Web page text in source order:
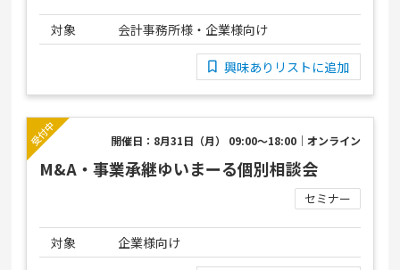
対象 会計事務所様・企業様向け
興味ありリストに追加
開催日：8月31日（月） 09:00～18:00｜オンライン
M&A・事業承継ゆいまーる個別相談会
セミナー
対象 企業様向け